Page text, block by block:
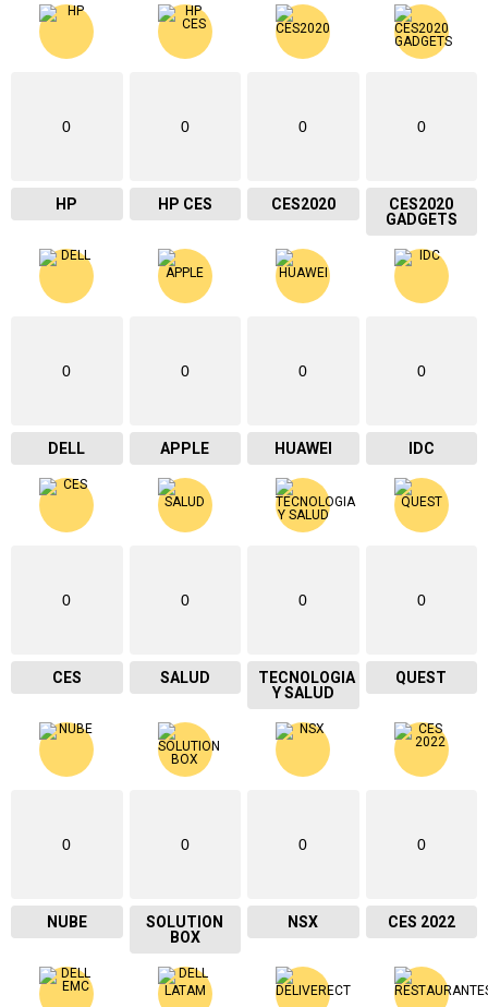
0
HP
0
HP CES
0
CES2020
0
CES2020
GADGETS
0
DELL
0
APPLE
0
HUAWEI
0
IDC
0
CES
0
SALUD
0
TECNOLOGIA
Y SALUD
0
QUEST
0
NUBE
0
SOLUTION
BOX
0
NSX
0
CES 2022